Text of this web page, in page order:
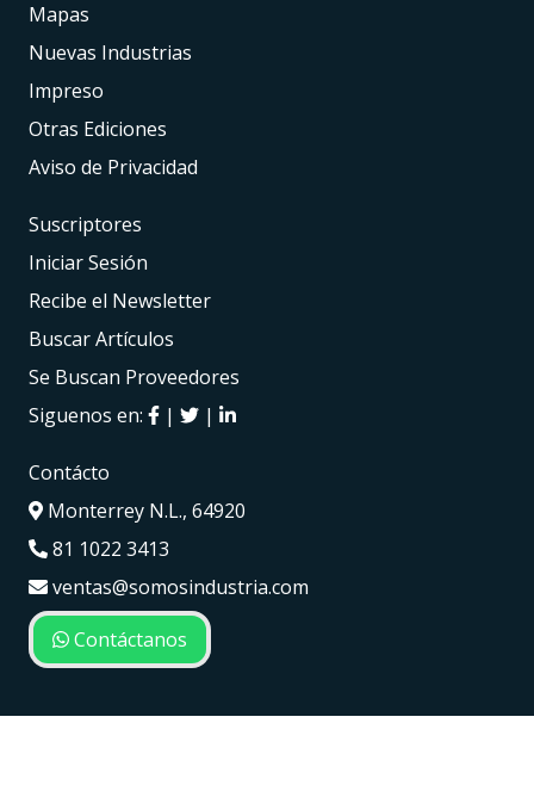
Mapas
Nuevas Industrias
Impreso
Otras Ediciones
Aviso de Privacidad
Suscriptores
Iniciar Sesión
Recibe el Newsletter
Buscar Artículos
Se Buscan Proveedores
Siguenos en:
| |
Contácto
Monterrey N.L., 64920
81 1022 3413
ventas@somosindustria.com
Contáctanos